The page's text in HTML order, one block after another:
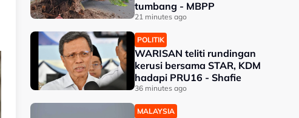
tumbang - MBPP
21 minutes ago
POLITIK
WARISAN teliti rundingan
kerusi bersama STAR, KDM
hadapi PRU16 - Shafie
36 minutes ago
MALAYSIA